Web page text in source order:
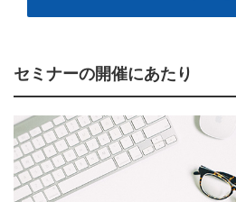
セミナーの開催にあたり